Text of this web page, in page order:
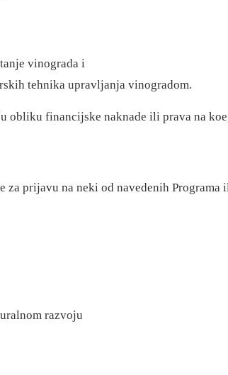
vinograda i
tehnika upravljanja vinogradom.
financijske naknade ili prava na
prijavu na neki od navedenih
razvoju